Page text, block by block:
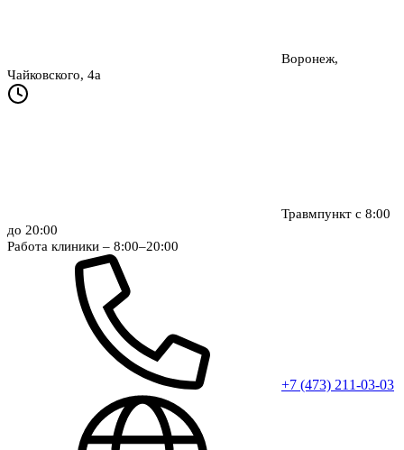
Воронеж,
Чайковского, 4а
Травмпункт с 8:00
до 20:00
Работа клиники – 8:00–20:00
+7 (473) 211-03-03